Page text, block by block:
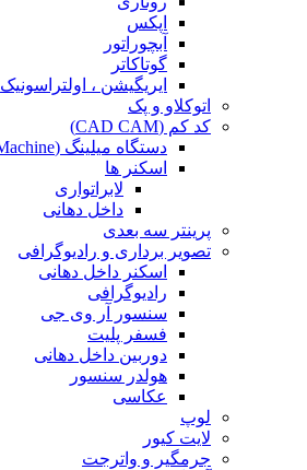
اپکس
آبچوراتور
گوتاکاتر
ایریگیشن ، اولتراسونیک
اتوکلاو و پک
کد کم (CAD CAM)
دستگاه میلینگ (Milling Machine)
اسکنر ها
لابراتواری
داخل دهانی
پرینتر سه بعدی
تصویر برداری و رادیوگرافی
اسکنر داخل دهانی
رادیوگرافی
سنسور آر وی جی
فسفر پلیت
دوربین داخل دهانی
هولدر سنسور
عکاسی
لوپ
لایت کیور
جرمگیر و واترجت